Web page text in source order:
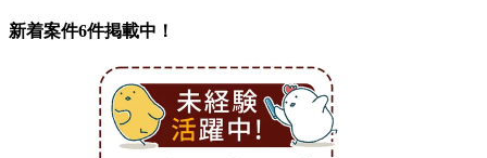
新着案件6件掲載中！